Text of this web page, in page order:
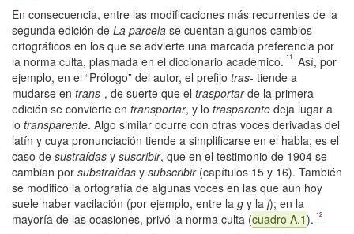
En consecuencia, entre las modificaciones más recurrentes de la
segunda edición de La parcela se cuentan algunos cambios
ortográficos en los que se advierte una marcada preferencia por
la norma culta, plasmada en el diccionario académico. 11
Así, por
ejemplo, en el “Prólogo” del autor, el prefijo tras- tiende a
mudarse en trans-, de suerte que el trasportarde la primera
edición se convierte en transportar, y lo trasparente deja lugar a
lo transparente. Algo similar ocurre con otras voces derivadas del
latín y cuya pronunciación tiende a simplificarse en el habla; es el
caso de sustraídas y suscribir, que en el testimonio de 1904 se
cambian por substraídas y subscribir(capítulos 15 y 16). También
se modificó la ortografía de algunas voces en las que aún hoy
suele haber vacilación (por ejemplo, entre la g y la j); en la
mayoría de las ocasiones, privó la norma culta (cuadro A.1). 12